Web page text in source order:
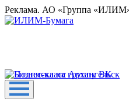
Реклама. АО «Группа